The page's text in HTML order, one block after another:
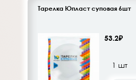
Тарелка Юпласт суповая 6шт
53.2₽